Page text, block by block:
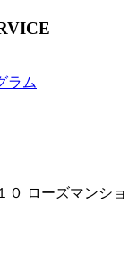
０ ローズマンショ